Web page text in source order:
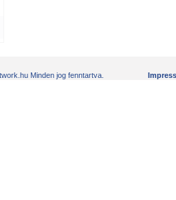
Minden jog fenntartva.